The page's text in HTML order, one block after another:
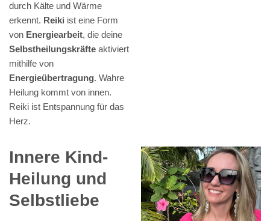
durch Kälte und Wärme
erkennt. Reiki ist eine Form
von Energiearbeit, die deine
Selbstheilungskräfte aktiviert
mithilfe von
Energieübertragung. Wahre
Heilung kommt von innen.
Reiki ist Entspannung für das
Herz.
Innere Kind-
Heilung und
Selbstliebe